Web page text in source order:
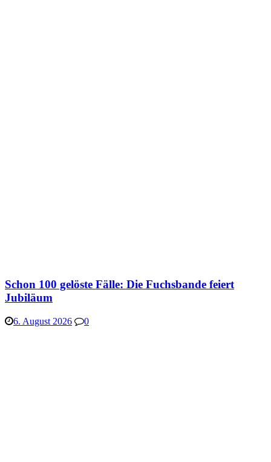
Schon 100 gelöste Fälle: Die Fuchsbande feiert
Jubiläum
6. August 2026 0